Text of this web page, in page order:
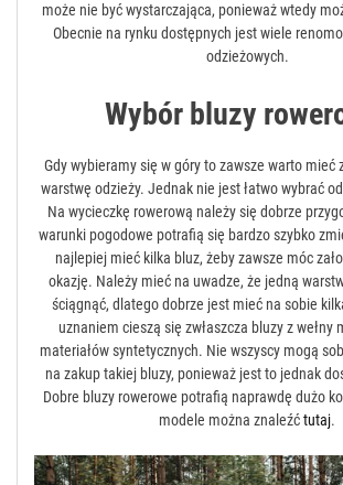
może nie być wystarczająca, ponieważ wtedy
Obecnie na rynku dostępnych jest wiele
odzieżowych.
Wybór bluzy
Gdy wybieramy się w góry to zawsze warto mieć
warstwę odzieży. Jednak nie jest łatwo wybrać
Na wycieczkę rowerową należy się dobrze
warunki pogodowe potrafią się bardzo szybko
najlepiej mieć kilka bluz, żeby zawsze móc
okazję. Należy mieć na uwadze, że jedną
ściągnąć, dlatego dobrze jest mieć na sobie
uznaniem cieszą się zwłaszcza bluzy z wełny
materiałów syntetycznych. Nie wszyscy mogą
na zakup takiej bluzy, ponieważ jest to jednak
Dobre bluzy rowerowe potrafią naprawdę dużo
modele można znaleźćtutaj.